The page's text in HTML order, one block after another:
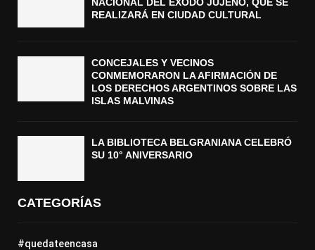
REALIZARÁ EN CIUDAD CULTURAL
CONCEJALES Y VECINOS
CONMEMORARON LA AFIRMACIÓN DE
LOS DERECHOS ARGENTINOS SOBRE LAS
ISLAS MALVINAS
LA BIBLIOTECA BELGRANIANA CELEBRÓ
SU 10° ANIVERSARIO
CATEGORÍAS
#quedateencasa